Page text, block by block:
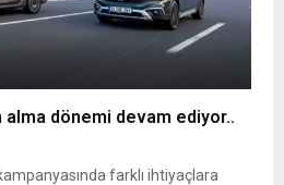
alma dönemi devam ediyor..
farklı ihtiyaçlara